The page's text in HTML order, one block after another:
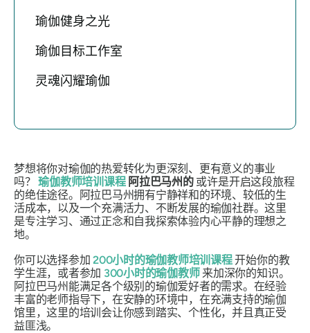
瑜伽健身之光
瑜伽目标工作室
灵魂闪耀瑜伽
梦想将你对瑜伽的热爱转化为更深刻、更有意义的事业
吗？瑜伽教师培训课程阿拉巴马州的或许是开启这段旅程
的绝佳途径。阿拉巴马州拥有宁静祥和的环境、较低的生
活成本，以及一个充满活力、不断发展的瑜伽社群。这里
是专注学习、通过正念和自我探索体验内心平静的理想之
地。
你可以选择参加200小时的瑜伽教师培训课程开始你的教
学生涯，或者参加 300小时的瑜伽教师来加深你的知识。
阿拉巴马州能满足各个级别的瑜伽爱好者的需求。在经验
丰富的老师指导下，在安静的环境中，在充满支持的瑜伽
馆里，这里的培训会让你感到踏实、个性化，并且真正受
益匪浅。